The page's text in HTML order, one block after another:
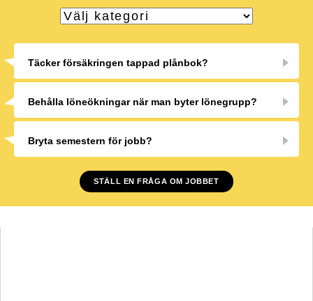
Täcker försäkringen tappad plånbok?
Behålla löneökningar när man byter lönegrupp?
Bryta semestern för jobb?
STÄLL EN FRÅGA OM JOBBET